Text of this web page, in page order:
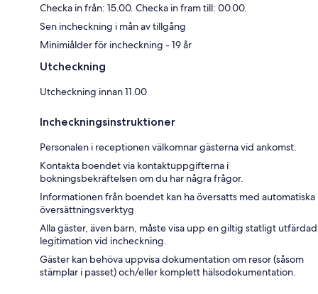
Checka in från: 15.00. Checka in fram till: 00.00.
Sen incheckning i mån av tillgång
Minimiålder för incheckning - 19 år
Utcheckning
Utcheckning innan 11.00
Incheckningsinstruktioner
Personalen i receptionen välkomnar gästerna vid ankomst.
Kontakta boendet via kontaktuppgifterna i
bokningsbekräftelsen om du har några frågor.
Informationen från boendet kan ha översatts med automatiska
översättningsverktyg
Alla gäster, även barn, måste visa upp en giltig statligt utfärdad
legitimation vid incheckning.
Gäster kan behöva uppvisa dokumentation om resor (såsom
stämplar i passet) och/eller komplett hälsodokumentation.